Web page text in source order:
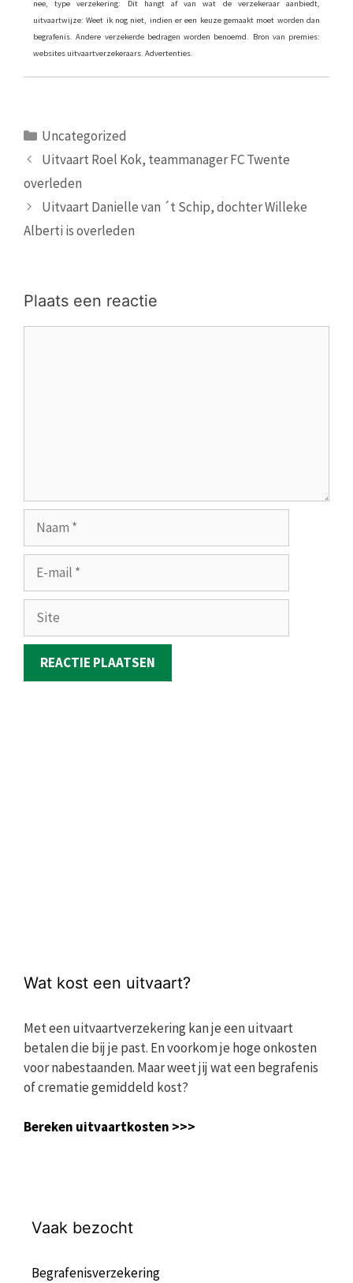
nee, type verzekering: Dit hangt af van wat de verzekeraar aanbiedt,
uitvaartwijze: Weet ik nog niet, indien er een keuze gemaakt moet worden dan
begrafenis. Andere verzekerde bedragen worden benoemd. Bron van premies:
websites uitvaartverzekeraars. Advertenties.
Categorieën
Uncategorized
Uitvaart Roel Kok, teammanager FC Twente
overleden
Uitvaart Danielle van ´t Schip, dochter Willeke
Alberti is overleden
Plaats een reactie
mail
Site
Wat kost een uitvaart?
Met een uitvaartverzekering kan je een uitvaart
betalen die bij je past. En voorkom je hoge onkosten
voor nabestaanden. Maar weet jij wat een begrafenis
of crematie gemiddeld kost?
Bereken uitvaartkosten >>>
Vaak bezocht
Begrafenisverzekering